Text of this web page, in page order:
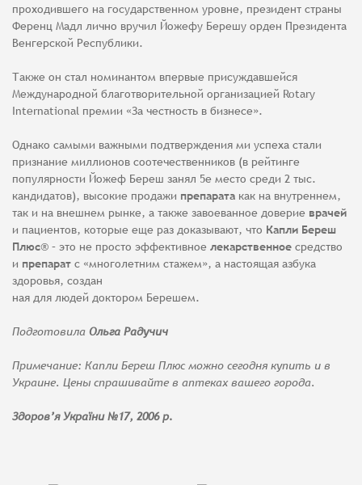
проходившего на государственном уровне, президент страны
Ференц Мадл лично вручил Йожефу Берешу орден Президента
Венгерской Республики.
Также он стал номинантом впервые присуждавшейся
Международной благотворительной организацией Rotary
International премии «За честность в бизнесе».
Однако самыми важными подтверждения ми успеха стали
признание миллионов соотечественников (в рейтинге
популярности Йожеф Береш занял 5е место среди 2 тыс.
кандидатов), высокие продажи препарата как на внутреннем,
так и на внешнем рынке, а также завоеванное доверие врачей
и пациентов, которые еще раз доказывают, что Капли Береш
Плюс® – это не просто эффективное лекарственное средство
и препарат с «многолетним стажем», а настоящая азбука
здоровья, создан
ная для людей доктором Берешем.
Подготовила Ольга Радучич
Примечание: Капли Береш Плюс можно сегодня купить и в
Украине. Цены спрашивайте в аптеках вашего города.
Здоров’я України №17, 2006 р.